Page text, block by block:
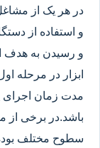
در هر یک از
و استفاده از
و رسیدن به هدف
ابزار در مرحله
مدت زمان اجرای
باشد.در برخی از
سطوح مختلف